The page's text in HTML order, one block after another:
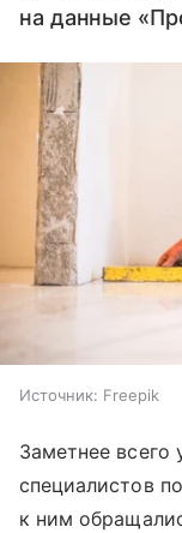
на данные
Источник: Freepik
Заметнее всего
специалистов
к ним